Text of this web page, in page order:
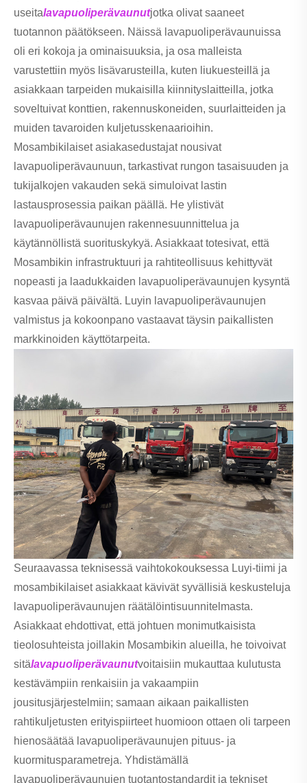
useitalavapuoliperävaunutjotka olivat saaneet
tuotannon päätökseen. Näissä lavapuoliperävaunuissa
oli eri kokoja ja ominaisuuksia, ja osa malleista
varustettiin myös lisävarusteilla, kuten liukuesteillä ja
asiakkaan tarpeiden mukaisilla kiinnityslaitteilla, jotka
soveltuivat konttien, rakennuskoneiden, suurlaitteiden ja
muiden tavaroiden kuljetusskenaarioihin.
Mosambikilaiset asiakasedustajat nousivat
lavapuoliperävaunuun, tarkastivat rungon tasaisuuden ja
tukijalkojen vakauden sekä simuloivat lastin
lastausprosessia paikan päällä. He ylistivät
lavapuoliperävaunujen rakennesuunnittelua ja
käytännöllistä suorituskykyä. Asiakkaat totesivat, että
Mosambikin infrastruktuuri ja rahtiteollisuus kehittyvät
nopeasti ja laadukkaiden lavapuoliperävaunujen kysyntä
kasvaa päivä päivältä. Luyin lavapuoliperävaunujen
valmistus ja kokoonpano vastaavat täysin paikallisten
markkinoiden käyttötarpeita.
Seuraavassa teknisessä vaihtokokouksessa Luyi-tiimi ja
mosambikilaiset asiakkaat kävivät syvällisiä keskusteluja
lavapuoliperävaunujen räätälöintisuunnitelmasta.
Asiakkaat ehdottivat, että johtuen monimutkaisista
tieolosuhteista joillakin Mosambikin alueilla, he toivoivat
sitälavapuoliperävaunutvoitaisiin mukauttaa kulutusta
kestävämpiin renkaisiin ja vakaampiin
jousitusjärjestelmiin; samaan aikaan paikallisten
rahtikuljetusten erityispiirteet huomioon ottaen oli tarpeen
hienosäätää lavapuoliperävaunujen pituus- ja
kuormitusparametreja. Yhdistämällä
lavapuoliperävaunujen tuotantostandardit ja tekniset